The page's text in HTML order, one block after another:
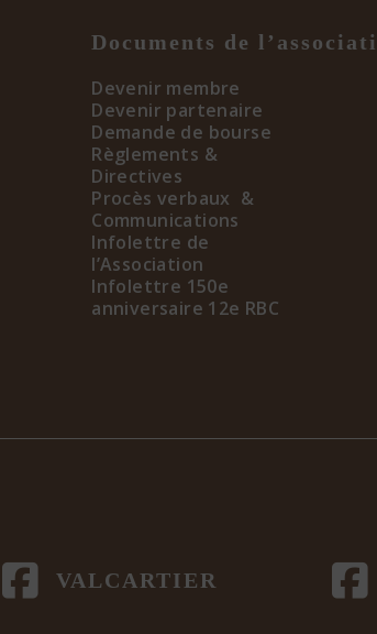
Documents de
Devenir membre
Devenir partenaire
Demande de bourse
Règlements &
Directives
Procès verbaux &
Communications
Infolettre de
l’Association
Infolettre 150e
anniversaire 12e RBC
VALCARTIER